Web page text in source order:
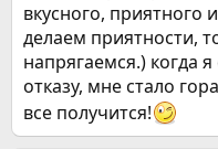
вкусного, приятного
делаем приятности,
напрягаемся.) когда
отказу, мне стало
все получится!